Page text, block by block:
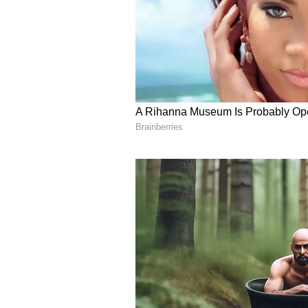
ತುಲಾ ರಾಶಿ
ತುಲಾ ರಾಶಿಯವರಿಗೆ ಮೇ 14 ಪರಿಹಾರ
ಪರಿಹಾರ ಸಿಗುವ ಸಾಧ್ಯತೆಗಳಿವೆ.
ನೀಡುತ್ತದೆ. ಉದ್ಯೋಗ ಬದಲಾಯಿಸಲು
ಆರ್ಥಿಕ ಲಾಭದ ಸಾಧ್ಯತೆಗಳಿವೆ.
ಜೀವನದಲ್ಲಿ ನಿಮ್ಮ ಜೀವನ ಸಂಗಾತಿಯಿಂದ
ತಿಳುವಳಿಕೆಗಳು ಬಗೆಹರಿಯುತ್ತವೆ ಮತ್ತು